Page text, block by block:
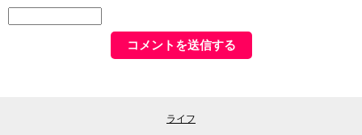
ライフ